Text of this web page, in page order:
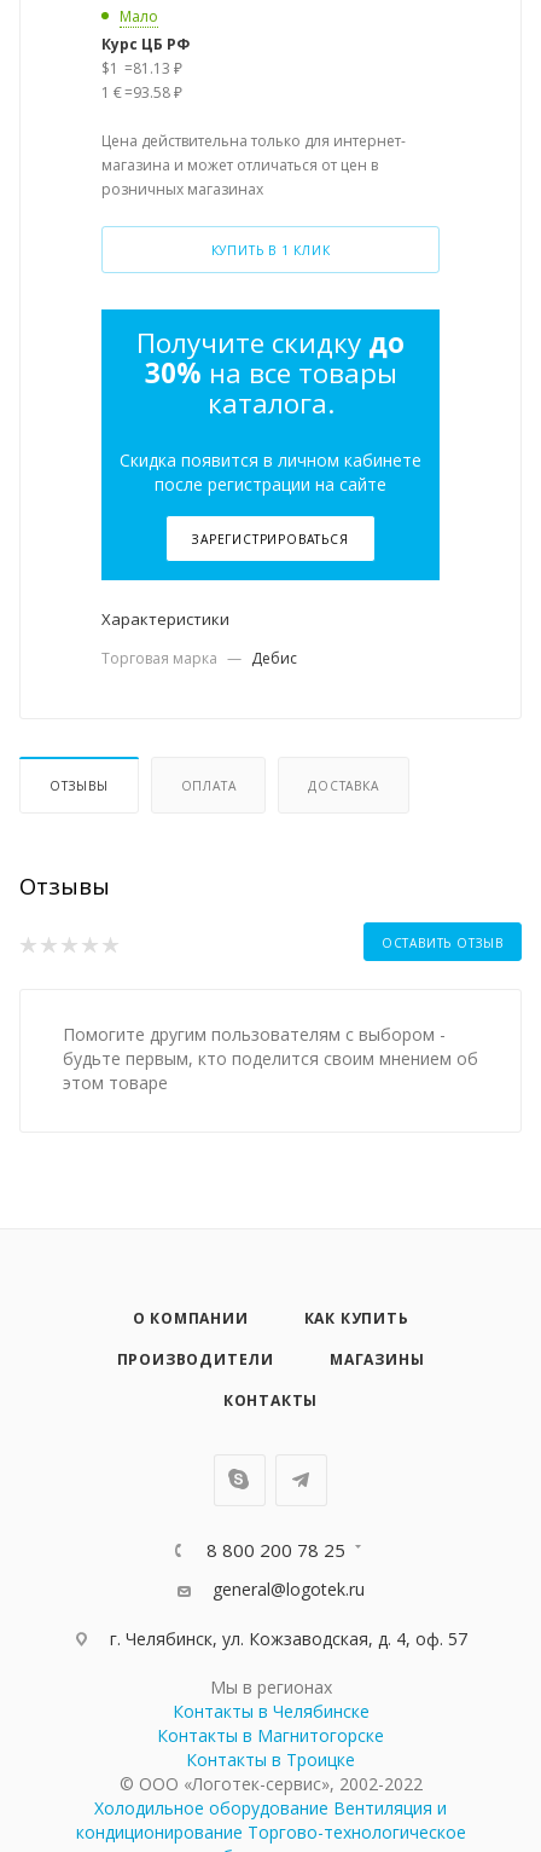
Мало
Курс ЦБ РФ
$1 =81.13 ₽
1 €=93.58 ₽
Цена действительна только для интернет-
магазина и может отличаться от цен в
розничных магазинах
КУПИТЬ В 1 КЛИК
Получите скидку до
30% на все товары
каталога.
Скидка появится в личном кабинете
после регистрации на сайте
ЗАРЕГИСТРИРОВАТЬСЯ
Характеристики
Торговая марка — Дебис
ОТЗЫВЫ ОПЛАТА ДОСТАВКА
Отзывы
ОСТАВИТЬ ОТЗЫВ
Помогите другим пользователям с выбором -
будьте первым, кто поделится своим мнением об
этом товаре
О КОМПАНИИ
КАК КУПИТЬ
ПРОИЗВОДИТЕЛИ
МАГАЗИНЫ
КОНТАКТЫ
8 800 200 78 25
general@logotek.ru
г. Челябинск, ул. Кожзаводская, д. 4, оф. 57
Мы в регионах
Контакты в Челябинске
Контакты в Магнитогорске
Контакты в Троицке
© ООО «Логотек-сервис», 2002-2022
Холодильное оборудование Вентиляция и
кондиционирование Торгово-технологическое